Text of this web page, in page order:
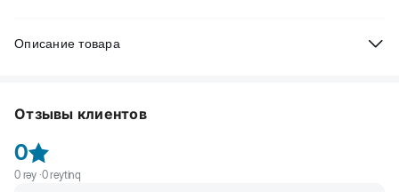
Описание товара
распространение неприятных запахов. Сделан из пластика.
Отзывы клиентов
0
0rəy ·0reytinq